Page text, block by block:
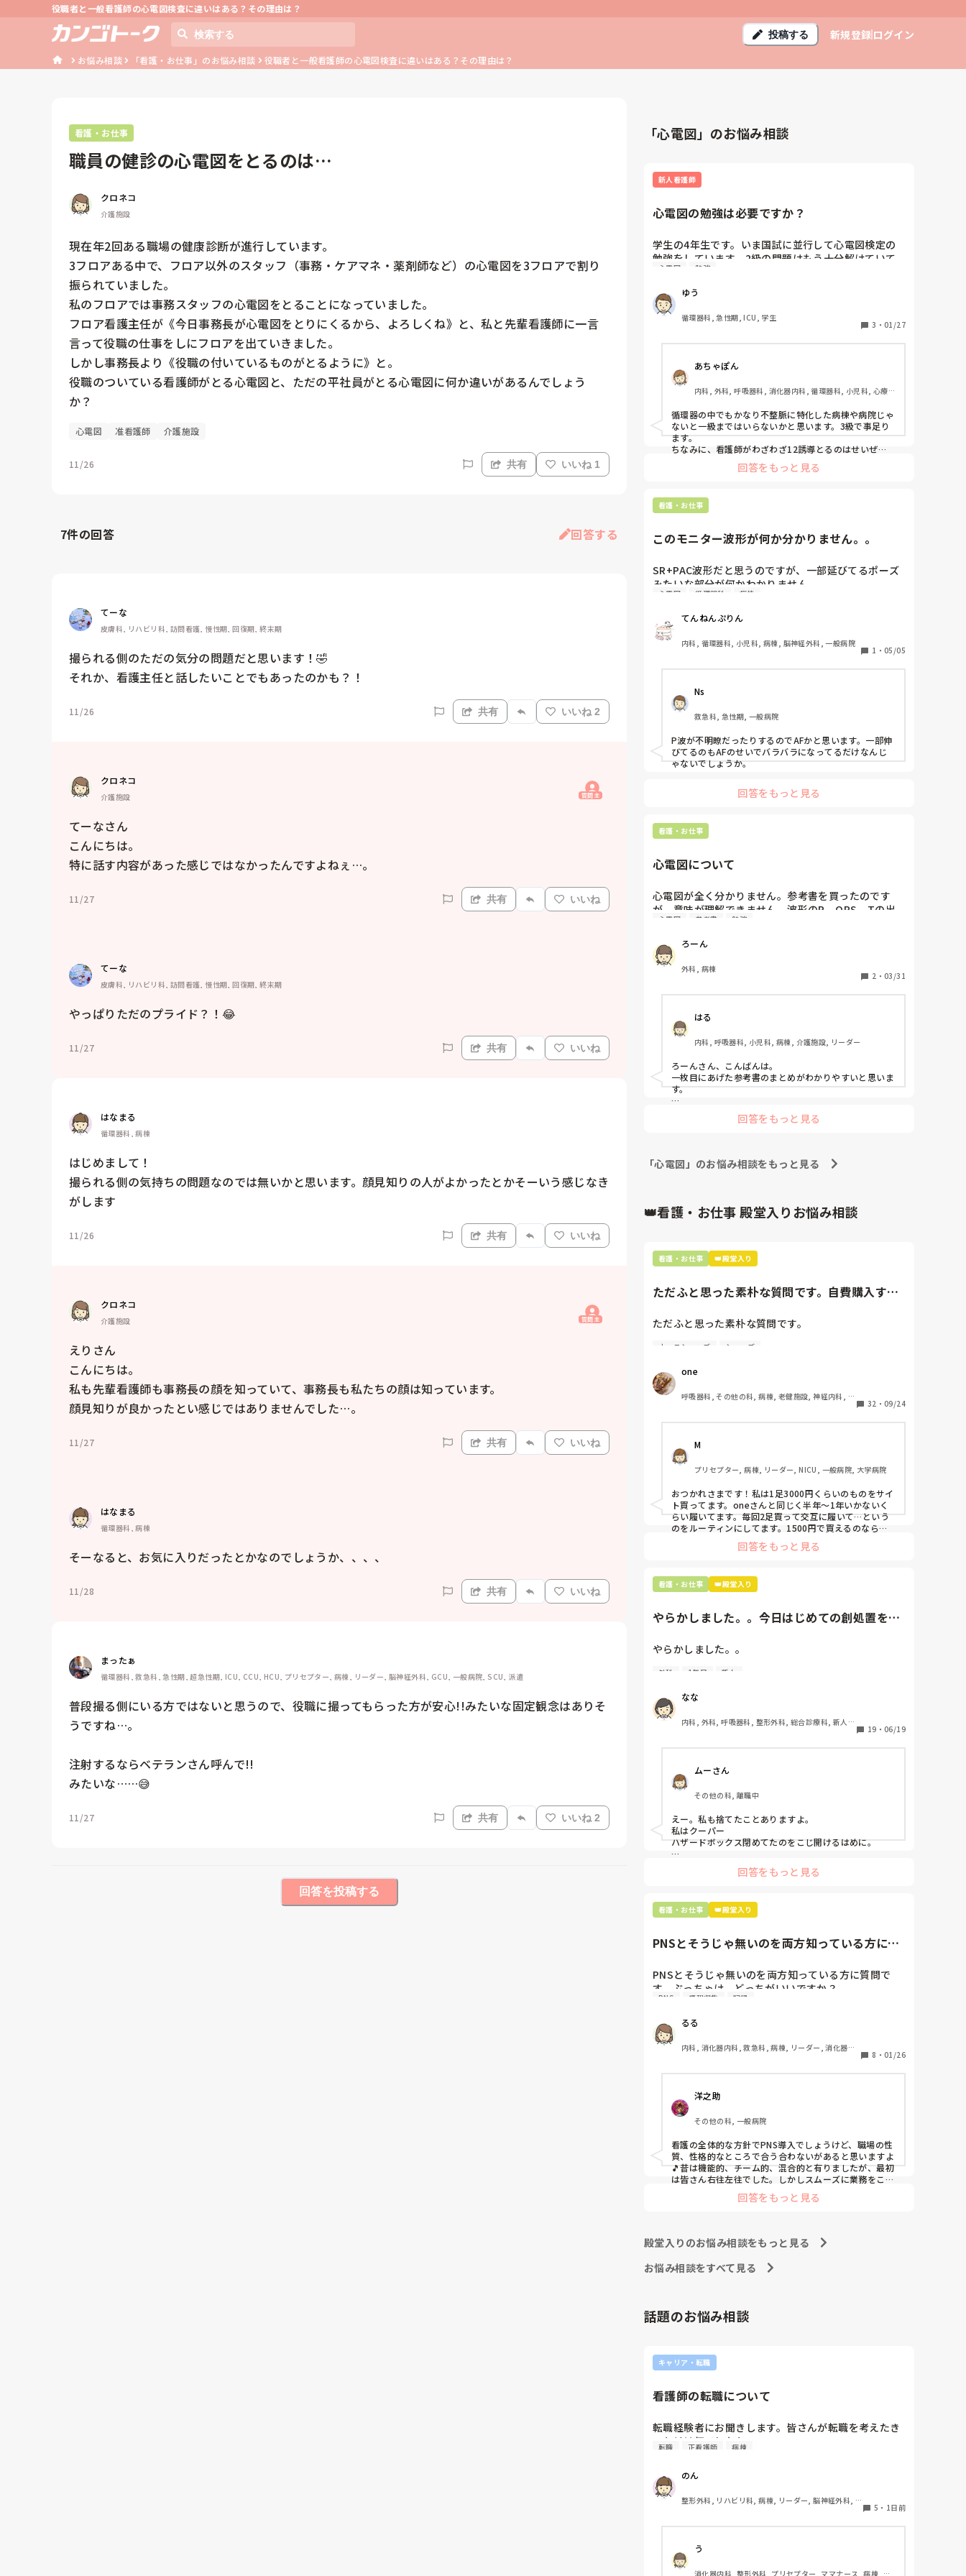
役職者と一般看護師の心電図検査に違いはある？その理由は？
投稿する 新規登録ログイン
お悩み相談 「看護・お仕事」のお悩み相談 役職者と一般看護師の心電図検査に違いはある？その理由は？
看護・お仕事
職員の健診の心電図をとるのは…
クロネコ
介護施設
現在年2回ある職場の健康診断が進行しています。
3フロアある中で、フロア以外のスタッフ（事務・ケアマネ・薬剤師など）の心電図を3フロアで割り
振られていました。
私のフロアでは事務スタッフの心電図をとることになっていました。
フロア看護主任が《今日事務長が心電図をとりにくるから、よろしくね》と、私と先輩看護師に一言
言って役職の仕事をしにフロアを出ていきました。
しかし事務長より《役職の付いているものがとるように》と。
役職のついている看護師がとる心電図と、ただの平社員がとる心電図に何か違いがあるんでしょう
か？
心電図 准看護師 介護施設
11/26 共有 いいね 1
7件の回答 回答する
てーな
皮膚科, リハビリ科, 訪問看護, 慢性期, 回復期, 終末期
撮られる側のただの気分の問題だと思います！🤣
それか、看護主任と話したいことでもあったのかも？！
11/26 共有 いいね 2
クロネコ
介護施設 質問主
てーなさん
こんにちは。
特に話す内容があった感じではなかったんですよねぇ…。
11/27 共有 いいね
てーな
皮膚科, リハビリ科, 訪問看護, 慢性期, 回復期, 終末期
やっぱりただのプライド？！😂
11/27 共有 いいね
はなまる
循環器科, 病棟
はじめまして！
撮られる側の気持ちの問題なのでは無いかと思います。顔見知りの人がよかったとかそーいう感じなき
がします
11/26 共有 いいね
クロネコ
介護施設 質問主
えりさん
こんにちは。
私も先輩看護師も事務長の顔を知っていて、事務長も私たちの顔は知っています。
顔見知りが良かったとい感じではありませんでした…。
11/27 共有 いいね
はなまる
循環器科, 病棟
そーなると、お気に入りだったとかなのでしょうか、、、、
11/28 共有 いいね
まったぁ
循環器科, 救急科, 急性期, 超急性期, ICU, CCU, HCU, プリセプター, 病棟, リーダー, 脳神経外科, GCU, 一般病院, SCU, 派遣
普段撮る側にいる方ではないと思うので、役職に撮ってもらった方が安心!!みたいな固定観念はありそ
うですね…。
注射するならベテランさん呼んで!!
みたいな……😅
11/27 共有 いいね 2
回答を投稿する
「心電図」のお悩み相談
新人看護師
心電図の勉強は必要ですか？
学生の4年生です。いま国試に並行して心電図検定の
勉強をしています。2級の問題はもう十分解けていて、
次の冬までにもっと勉強して心電図検定1級を受けよ
勉強中に疑問に思ったのですが、臨床で看護師が12誘
導に触れる機会って、ここで必死に勉強するほどある
のでしょうか。循環器内科に配属を希望する予定で
よろしくお願いします。
心電図 勉強
ゆう
循環器科, 急性期, ICU, 学生
3 ・ 01/27
あちゃぽん
内科, 外科, 呼吸器科, 消化器内科, 循環器科, 小児科, 心療内
リハビリ科, 総合診療科, 救急科, 超急性期, ICU, CCU,
HCU, その他の科, ママナース, 外来, 神経内科, 脳神経外科,
NICU, 消化器外科, 一般病院, 慢性期, 回復期, 終末期, オペ
循環器の中でもかなり不整脈に特化した病棟や病院じゃ
ないと一級まではいらないかと思います。3級で事足り
ます。
ちなみに、看護師がわざわざ12誘導とるのはせいぜ
い、致死性不整脈と、心筋梗塞などの判別です。
しかし、持っておくのは悪くないと思いますよ。
カテ室の資格とか、そっち目指すのもありかも。
特定行為をとるにしても、一級ほどの心電図の知識はい
循環器の病棟ならそこまで必要ないですねー。
一級持てる実力あるなら、むしろ、カテ室看護師でカテ
室の資格とっちゃうとかなり役立つかもです。
とくに心内心電図よめたり、アブレーションなどでマッ
看護師は読めることもですけど、その波形が出た時に正
確な報告ができることと、医者に報告して治療すべきか
の判断ができることなので、心電図が読める勉強だけで
はなく、その心電図から導かれる治療と対処法が必要に
回答をもっと見る
看護・お仕事
このモニター波形が何か分かりません。。
SR+PAC波形だと思うのですが、一部延びてるポーズ
みたいな部分が何かわかりません。。。
この波形は何でしょうか？？
はHR:30-40台が見えています。
本人はレベル低下なく血圧も140台と普段と変わりあ
りませんでした。
にしています。
心電図 循環器科 病棟
てんねんぷりん
内科, 循環器科, 小児科, 病棟, 脳神経外科, 一般病院
1 ・ 05/05
Ns
救急科, 急性期, 一般病院
P波が不明瞭だったりするのでAFかと思います。一部伸
びてるのもAFのせいでバラバラになってるだけなんじ
ゃないでしょうか。
回答をもっと見る
看護・お仕事
心電図について
心電図が全く分かりません。参考書を買ったのです
が、意味が理解できません。波形のP、QRS、Tの出
るタイミングを教えて欲しいです。参考書には1枚目
その直前にP波、右心室は受け取る側なので拡張する
時にT、受け取ったらすぐ肺に行くので心室が収縮ス
ル直前にQRSになっていて波形ではTよりQRSの方が
先に来るのに先にT波のようなことが記載されており
それとも循環的に同時に起きてて右心室の収縮が心室
の拡張より若干早く行われているという意味でしょう
私が血液の循環と電気信号の伝わり方とごちゃごちゃ
になっているかも知れませんが、、、
電気信号と血液の循環の関連が出来てないのですか
ね。
心電図 参考書 勉強
ろーん
外科, 病棟
2 ・ 03/31
はる
内科, 呼吸器科, 小児科, 病棟, 介護施設, リーダー
ろーんさん、こんばんは。
一枚目にあげた参考書のまとめがわかりやすいと思いま
す。
p波→心房に伝わる。心臓の音ドックンとすると、ドっ
房に溜まった全身からの血液は右心室に流れる。
左心房に溜まった肺でガス交換された血液が左心室に流
QRS波が、右脚と左脚に伝わる。
出た直後に心室が収縮。心音をドックンと表現すると、
心室が収縮する時は全身によいしょーって血液送るの
で、右心室に溜まった血液はガス交換しておいでーと肺
血液は全身に行っておいでーと送り出される。
き、T波がみえるというわけです。
２枚目はその工程を1つのお部屋ごとに説明しています
よけいに混乱させてしまったらすいません。YouTube
などで、実際にドックンドックン動いている映像など見
てみるとより理解が深まるかと思います。試してみてく
ださい。
回答をもっと見る
「心電図」のお悩み相談をもっと見る
👑看護・お仕事 殿堂入りお悩み相談
看護・お仕事 👑殿堂入り
ただふと思った素朴な質問です。自費購入する
ただふと思った素朴な質問です。
自費購入するナースシューズ(職場で使用してる靴)っ
ますか？
わたしの職場の指定は「白のスニーカー」。
すぐに汚くなるので1,500円は絶対に超えたくない思
た時に買って半年〜1年未満で交換しています。
職場の人が「ナースシューズに3000円以上は出せな
い」って言ってて、わたしの倍額は出せるのか！とび
っくりしたので、世の皆さんはどうなのかなと…🤔
ナースシューズ シューズ
one
呼吸器科, その他の科, 病棟, 老健施設, 神経内科, 一
32 ・ 09/24
M
プリセプター, 病棟, リーダー, NICU, 一般病院, 大学病院
おつかれさまです！私は1足3000円くらいのものをサイ
ト買ってます。oneさんと同じく半年〜1年いかないく
らい履いてます。毎回2足買って交互に履いて…という
のをルーティンにしてます。1500円で買えるのなら私
も絶対そっちにしてると思うので良い買い物されてて羨
ましいです！(笑)回答をもっと見る
看護・お仕事 👑殿堂入り
やらかしました。。今日はじめての創処置をし
やらかしました。。
今日はじめての創処置をしました。
ゴミと一緒に、ノリで鑷子達を捨てました。。
患者に使用した物品は使い捨て、という認識が頭の中
にあって…。
「普通鑷子捨てる！？明らかに使い捨てて良いような
安物じゃないよね？」
「そんなミスした新人、あなたが初めてだよ」
と言われました。。
たしかに、よくよく考えてみれば
手術室で使った物品も全部滅菌して使いまわすし、
滅菌の種類とかも学校で習ったはずなのに
なんで頭回らなかったんだろう😭
市長さんは、
患者さんに迷惑かけたわけじゃないから大丈夫、
と慰めてくれましたが、、
自分が情けなくて情けなくて😭
こんなバカな私をせめて笑い飛ばしてください笑
外科 1年目 新人
なな
内科, 外科, 呼吸器科, 整形外科, 総合診療科, 新人ナ
19 ・ 06/19
ムーさん
その他の科, 離職中
えー。私も捨てたことありますよ。
私はクーパー
ハザードボックス閉めてたのをこじ開けるはめに。
これは私じゃないけど、患者さんのガラケーを洗濯もの
と一緒に出しちゃったり。(これは問題か💦)
回答をもっと見る
看護・お仕事 👑殿堂入り
PNSとそうじゃ無いのを両方知っている方に質
PNSとそうじゃ無いのを両方知っている方に質問で
す。ぶっちゃけ、どっちがいいですか？
その後、PNSを廃止しました。
私は、そのPNSを廃止した病棟からまだPNSをやって
いる病棟に9月に異動してきました。
ぶっちゃけ、新人のレベルにかなりの差が出ているな
色々な病棟に入院したことのある患者さんも、「(私が
異動する前の病棟の方が)新人が患者から見てもよく動
けてたよ」と言っていました。
現病棟はPNSだけれども、結局は忙しくて、新人の面
倒を見てられず、清潔ケアや単純に点滴を繋げてくる
など、簡単な仕事しか新人にさせていませんでした。
PNSを廃止した病棟では、イベントは必ずと言ってい
いほど新人に担当させて、指導者やリーダーが責任持
って指導することで、新人ができることがどんどん増
患者14人とか受け持つことも当たり前な感じです。
朝の情報収集にも時間がかかり、結果、患者のことが
わからないという状況になります。新人も放置される
をした事がなく、やり方がわからない新人さんが、先
言われていて、そんな無茶な…と思いました。
新人さんが可愛そう、と感じることもある反面、ペア
びり記録していて、「(処置を)やったことあるの？無
けても、「記録終わってないんで」と。。。
早く色々覚えたい！という、意欲があまり感じられ
ず…これはPNS云々よりも、その新人の性格かな？と
た。。。時代柄でしょうか？？
私はどちらかといえば、PNSは好きじゃありません。
でもPNSでやれというからには、もっと業務量に見合
PNSもそうじゃないのも経験している方は、どちらの
PNS 情報収集 記録
るる
内科, 消化器内科, 救急科, 病棟, リーダー, 消化器外
8 ・ 01/26
洋之助
その他の科, 一般病院
看護の全体的な方針でPNS導入でしょうけど、職場の性
質、性格的なところで合う合わないがあると思いますよ
🎵昔は機能的、チーム的、混合的と有りましたが、最初
は皆さん右往左往でした。しかしスムーズに業務をこな
してましたよ。勿論、指導する事も😉🆗✨でしたよ🎵ど
うしてもPNSの導入なら皆さんと意見交換を行うべきと
に業務をこなしている人もいます。意欲的でない新人も
昔からいますのでね🎵とどのつまり看護師が自分の仕事
で、昔は良かったよしか言えませんが、今と比べると個
タに出来るでしょうか⁉️物事の良し悪しの批判は簡単で
抱えるのは到底ムリですね🎵ならば皆で抱えましょうね
🎵僕の持論ですけど、頑張って👊😆🎵
回答をもっと見る
殿堂入りのお悩み相談をもっと見る
お悩み相談をすべて見る
話題のお悩み相談
キャリア・転職
看護師の転職について
転職経験者にお聞きします。皆さんが転職を考えたき
っかけは何でしたか?
転職 正看護師 病棟
のん
整形外科, リハビリ科, 病棟, リーダー, 脳神経外科,
5 ・ 1日前
う
消化器内科, 整形外科, プリセプター, ママナース, 病棟, 訪